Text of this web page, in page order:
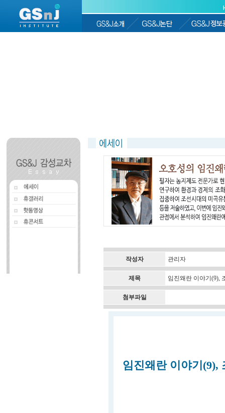
작성자 관리자
제목 임진왜란 이야기(9),
첨부파일
임진왜란 이야기(9),